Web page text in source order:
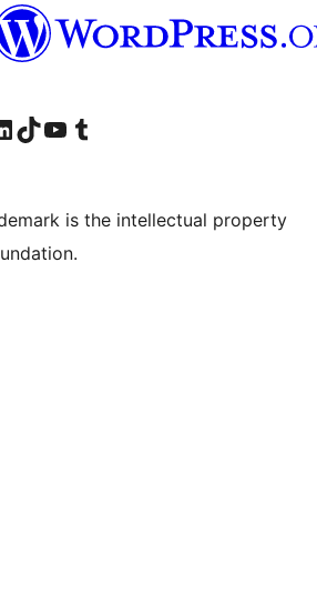
account
our LinkedIn account
Apsilankykite mūsų TikTok paskyroje
Visit our YouTube channel
Apsilankykite mūsų Tumblr paskyroje
is the intellectual property